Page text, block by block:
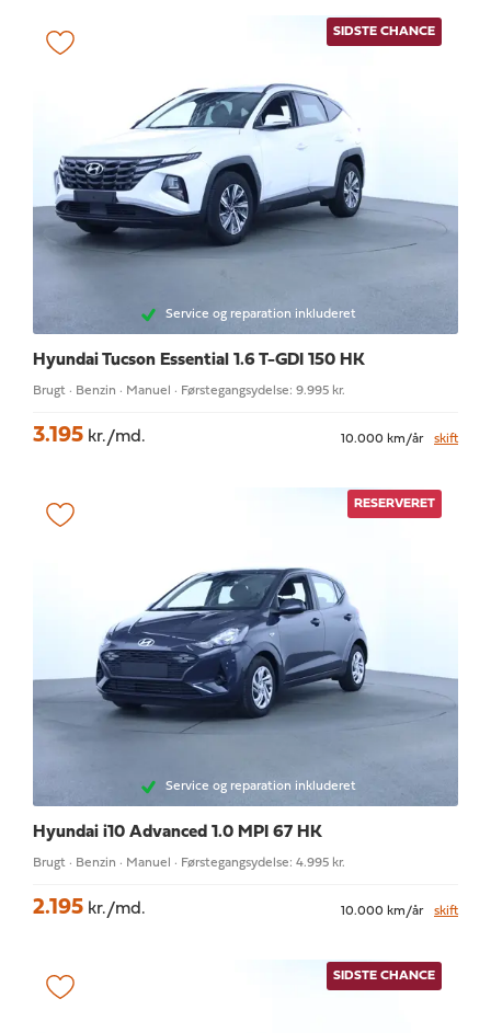
SIDSTE CHANCE
Service og reparation inkluderet
Hyundai Tucson Essential 1.6 T-GDI 150 HK
Brugt · Benzin · Manuel · Førstegangsydelse: 9.995 kr.
3.195 kr./md. 10.000 km/år skift
RESERVERET
Service og reparation inkluderet
Hyundai i10 Advanced 1.0 MPI 67 HK
Brugt · Benzin · Manuel · Førstegangsydelse: 4.995 kr.
2.195 kr./md. 10.000 km/år skift
SIDSTE CHANCE